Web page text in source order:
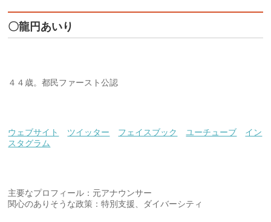
〇龍円あいり
４４歳。都民ファースト公認
ウェブサイト ツイッター フェイスブック ユーチューブ
イン
スタグラム
主要なプロフィール：元アナウンサー
関心のありそうな政策：特別支援、ダイバーシティ